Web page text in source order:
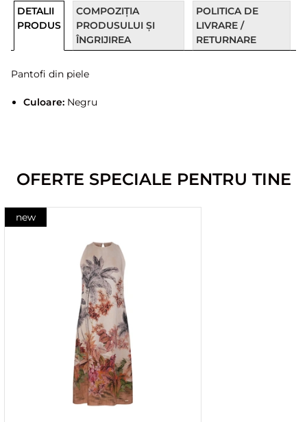
DETALII
PRODUS
COMPOZIȚIA
PRODUSULUI ȘI
ÎNGRIJIREA
POLITICA DE
LIVRARE /
RETURNARE
Pantofi din piele
Culoare:Negru
OFERTE SPECIALE PENTRU TINE
new